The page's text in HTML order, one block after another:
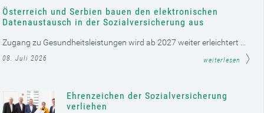
Österreich und Serbien bauen den elektronischen
Datenaustausch in der Sozialversicherung aus
Zugang zu Gesundheitsleistungen wird ab 2027 weiter erleichtert ...
08. Juli 2026 weiterlesen
Ehrenzeichen der Sozialversicherung
verliehen